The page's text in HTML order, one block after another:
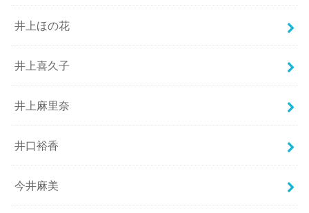
井上ほの花
井上喜久子
井上麻里奈
井口裕香
今井麻美